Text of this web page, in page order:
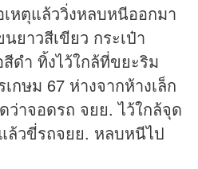
หตุแล้ววิ่งหลบหนีออกมา
ยาวสีเขียว กระเป๋า
ดำ ทิ้งไว้ใกล้ที่ขยะริม
กษม 67 ห่างจากห้างเล็ก
ว่าจอดรถ จยย. ไว้ใกล้จุด
ล้วขี่รถจยย. หลบหนีไป